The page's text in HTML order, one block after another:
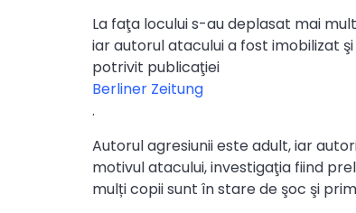
La faţa locului s-au deplasat mai
iar autorul atacului a fost imobilizat
potrivit publicaţiei
Berliner Zeitung
.
Autorul agresiunii este adult, iar
motivul atacului, investigaţia fiind
mulți copii sunt în stare de şoc şi